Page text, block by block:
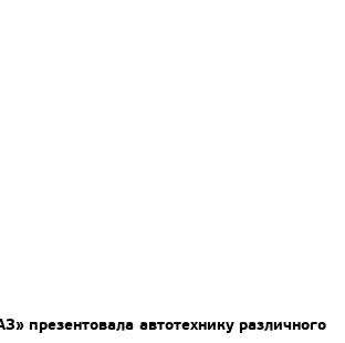
презентовала автотехнику различного